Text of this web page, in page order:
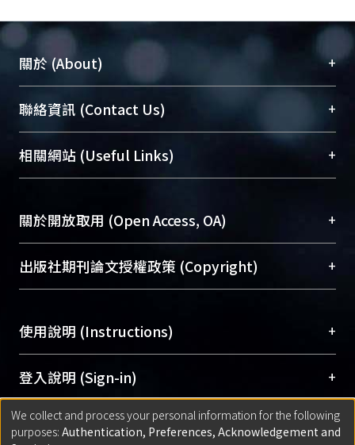
關於 (About) +
臺大位居世界頂尖大學之列，為永久珍藏及向國際
展現本校豐碩的研究成果及學術能量，圖書館整合
機構典藏（NTUR）與學術庫（AH）不同功能平
台，成為臺大學術典藏NTU scholars。期能整合研
成果。
To permanently archive and promote researcher
profiles and scholarly works, Library integrates the
services of “NTU Repository” with “Academic
聯絡資訊 (Contact Us) +
總館學科館員(Main Library)
醫學圖書館學科館員(Medical Library)
Sciences Library)
相關網站 (Useful Links) +
關於開放取用 (Open Access, OA) +
開放取用是從使用者角度提升資訊取用性的社會運
動，應用在學術研究上是透過將研究著作公開供使
用逐年攀升。同時可加速研究發展、提升研究影響
Archive）平台。 （點選深入了解OA）
出版社期刊論文授權政策 (Copyright) +
含部分內容的版權非匯入者所有，或由第三方贊
助與合作完成，請確認該版權所有者及第三方同
意提供此授權。
Please represent that the submission is your
original work, and that you have the right to
grant the rights to upload.
使用說明 (Instructions) +
網站簡介(Quickstart Guide)
使用手冊(Instruction Manual)
線上預約服務(Booking Service)
登入說明 (Sign-in) +
方案一：臺灣大學計算機中心帳號登入
匯入著作 (Submission) +
We collect and process your personal information for the following
purposes: Authentication, Preferences, Acknowledgement and